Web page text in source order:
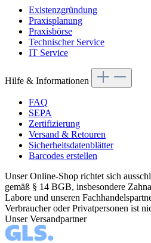
Existenzgründung
Praxisplanung
Praxisbörse
Technischer Service
IT Service
Hilfe & Informationen
FAQ
SEPA
Zertifizierung
Versand & Retouren
Sicherheitsdatenblätter
Barcodes erstellen
Unser Online-Shop richtet sich
gemäß § 14 BGB, insbesondere
Labore und unseren
Verbraucher oder Privatpersonen ist
Unser Versandpartner